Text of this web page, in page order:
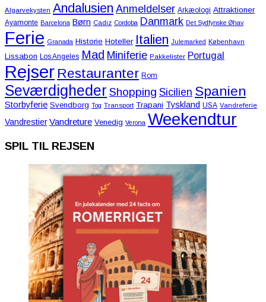
Algarvekysten Andalusien Anmeldelser Arkæologi Attraktioner
Ayamonte Barcelona Børn Cadiz Cordoba Danmark Det Sydfynske Øhav
Ferie Granada Historie Hoteller Italien Julemarked København
Lissabon Los Angeles Mad Miniferie Pakkelister Portugal
Rejser Restauranter Rom
Seværdigheder Shopping Sicilien Spanien
Storbyferie Svendborg Tog Transport Trapani Tyskland USA Vandreferie
Vandrestier Vandreture Venedig Verona Weekendtur
SPIL TIL REJSEN